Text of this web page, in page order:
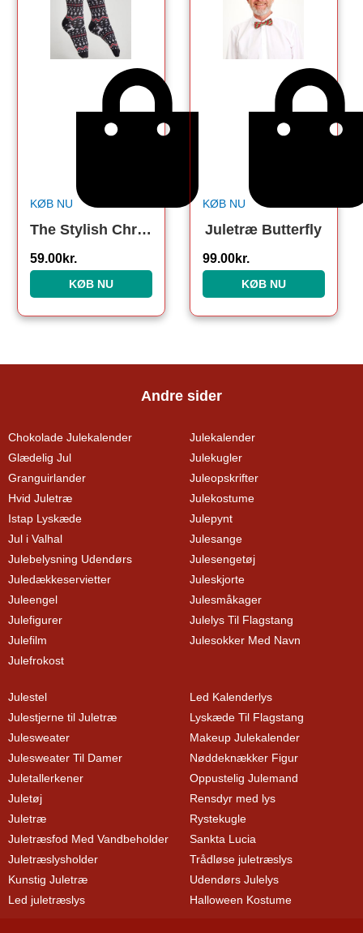
KØB NU
The Stylish Christmas Socks Grey. Julesokker
59.00kr.
KØB NU
KØB NU
Juletræ Butterfly
99.00kr.
KØB NU
Andre sider
Chokolade Julekalender
Glædelig Jul
Granguirlander
Hvid Juletræ
Istap Lyskæde
Jul i Valhal
Julebelysning Udendørs
Juledækkeservietter
Juleengel
Julefigurer
Julefilm
Julefrokost
Julekalender
Julekugler
Juleopskrifter
Julekostume
Julepynt
Julesange
Julesengetøj
Juleskjorte
Julesmåkager
Julelys Til Flagstang
Julesokker Med Navn
Julestel
Julestjerne til Juletræ
Julesweater
Julesweater Til Damer
Juletallerkener
Juletøj
Juletræ
Juletræsfod Med Vandbeholder
Juletræslysholder
Kunstig Juletræ
Led juletræslys
Led Kalenderlys
Lyskæde Til Flagstang
Makeup Julekalender
Nøddeknækker Figur
Oppustelig Julemand
Rensdyr med lys
Rystekugle
Sankta Lucia
Trådløse juletræslys
Udendørs Julelys
Halloween Kostume